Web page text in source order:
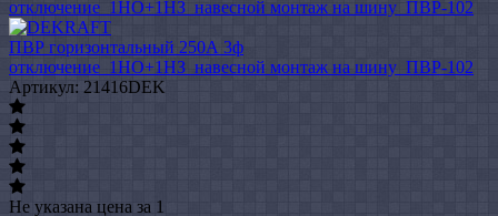
ПВР горизонтальный 250А 3ф
отключение_1НО+1НЗ_навесной монтаж на шину_ПВР-102
Артикул: 21416DEK
Не указана цена за 1